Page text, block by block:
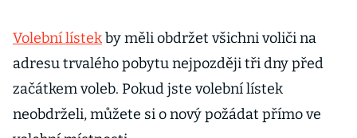
Volební lístekby měli obdržet všichni voliči na
adresu trvalého pobytu nejpozději tři dny před
začátkem voleb. Pokud jste volební lístek
neobdrželi, můžete si o nový požádat přímo ve